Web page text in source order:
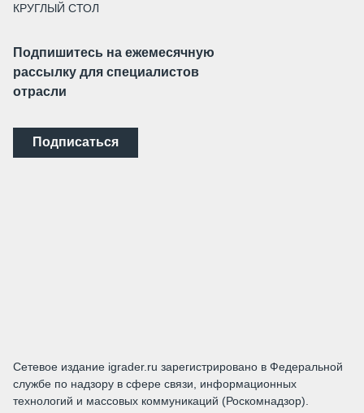
КРУГЛЫЙ СТОЛ
Подпишитесь на ежемесячную
рассылку для специалистов
отрасли
Подписаться
Сетевое издание igrader.ru зарегистрировано в Федеральной
службе по надзору в сфере связи, информационных
технологий и массовых коммуникаций (Роскомнадзор).